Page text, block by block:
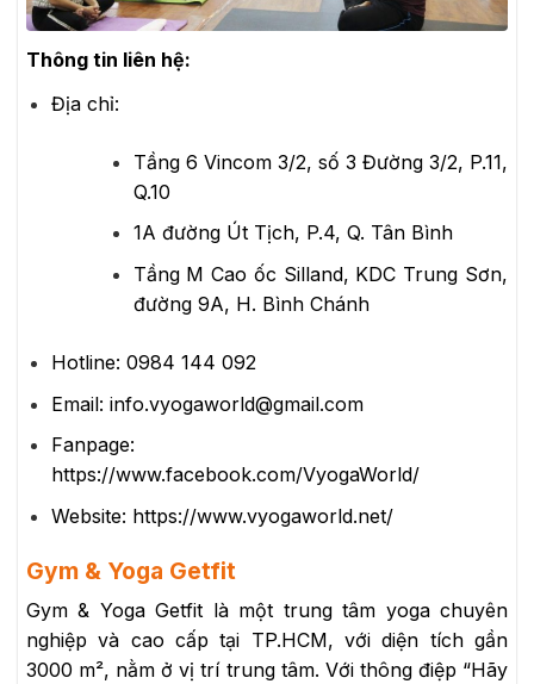
Thông tin liên hệ:
Địa chỉ:
Tầng 6 Vincom 3/2, số 3 Đường 3/2, P.11,
Q.10
1A đường Út Tịch, P.4, Q. Tân Bình
Tầng M Cao ốc Silland, KDC Trung Sơn,
đường 9A, H. Bình Chánh
Hotline: 0984 144 092
Email: info.vyogaworld@gmail.com
Fanpage:
https://www.facebook.com/VyogaWorld/
Website: https://www.vyogaworld.net/
Gym & Yoga Getfit
Gym & Yoga Getfit là một trung tâm yoga chuyên
nghiệp và cao cấp tại TP.HCM, với diện tích gần
3000 m², nằm ở vị trí trung tâm. Với thông điệp “Hãy